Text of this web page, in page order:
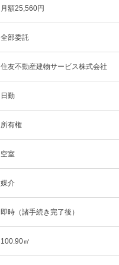
月額25,560円
全部委託
住友不動産建物サービス株式会社
日勤
所有権
空室
媒介
即時（諸手続き完了後）
100.90㎡